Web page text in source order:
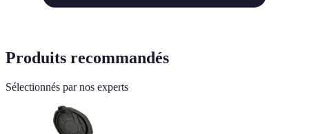
Produits recommandés
Sélectionnés par nos experts